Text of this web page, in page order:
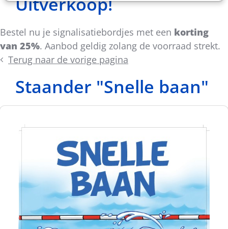
Bestel nu je signalisatiebordjes met een korting
van 25%. Aanbod geldig zolang de voorraad strekt.
Terug naar de vorige pagina
Staander "Snelle baan"